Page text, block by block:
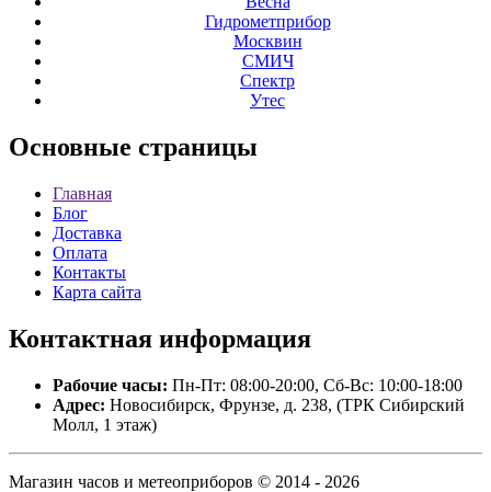
Гидрометприбор
Москвин
СМИЧ
Спектр
Утес
Основные страницы
Главная
Блог
Доставка
Оплата
Контакты
Карта сайта
Контактная информация
Рабочие часы: Пн-Пт: 08:00-20:00, Сб-Вс: 10:00-18:00
Адрес: Новосибирск, Фрунзе, д. 238, (ТРК Сибирский
Молл, 1 этаж)
Магазин часов и метеоприборов © 2014 - 2026